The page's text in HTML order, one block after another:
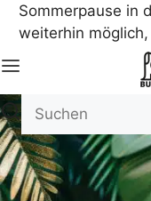
Sommerpause in
weiterhin